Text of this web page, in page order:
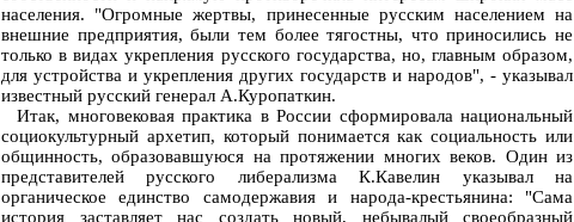
населения. "Огромные жертвы, принесенные русским населением на
внешние предприятия, были тем более тягостны, что приносились не
только в видах укрепления русского государства, но, главным образом,
для устройства и укрепления других государств и народов", - указывал
известный русский генерал А.Куропаткин.
Итак, многовековая практика в России сформировала национальный
социокультурный архетип, который понимается как социальность или
общинность, образовавшуюся на протяжении многих веков. Один из
представителей русского либерализма К.Кавелин указывал на
органическое единство самодержавия и народа-крестьянина: "Сама
история заставляет нас создать новый, небывалый своеобразный